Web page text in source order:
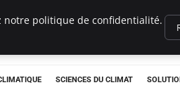
SCIENCES DU CLIMAT
notre politique de confidentialité.